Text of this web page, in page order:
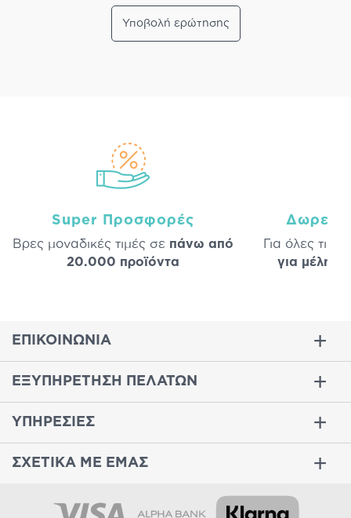
Υποβολή ερώτησης
Super Προσφορές
Βρες μοναδικές τιμές σε πάνω από
20.000 προϊόντα
Δωρεάν
Για όλες τις
για μέλη
ΕΠΙΚΟΙΝΩΝΙΑ
ΕΞΥΠΗΡΕΤΗΣΗ ΠΕΛΑΤΩΝ
ΥΠΗΡΕΣΙΕΣ
ΣΧΕΤΙΚΑ ΜΕ ΕΜΑΣ